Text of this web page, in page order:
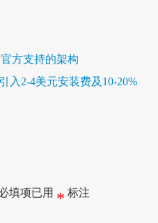
方支持的架构
入2-4美元安装费及10-20%
填项已用 * 标注